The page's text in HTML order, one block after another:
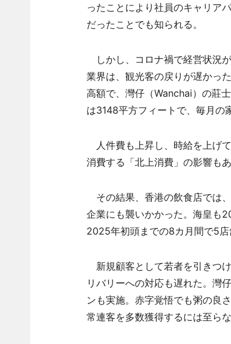
ったことにより社員のキャリア
だったことでも知られる。
しかし、コロナ禍で経営状況
業界は、観光客の戻りが遅かっ
高額で、灣仔（Wanchai）の莊
は3148平方フィートで、毎月の
人件費も上昇し、時給を上げ
消費する「北上消費」の影響も
その結果、香港の飲食店では
企業にも襲いかかった。海皇も
2025年初頭までの8カ月間で5店
新規顧客として若者を引きつ
リバリーへの対応も遅れた。灣
ンも実施。赤字覚悟でも粥の良
常連客を多数獲得するには至ら